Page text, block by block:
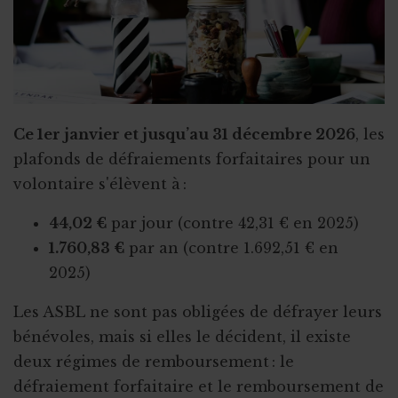
Ce 1er janvier et jusqu’au 31 décembre 2026, les
plafonds de défraiements forfaitaires pour un
volontaire s'élèvent à :
44,02 € par jour (contre 42,31 € en 2025)
1.760,83 € par an (contre 1.692,51 € en
2025)
Les ASBL ne sont pas obligées de défrayer leurs
bénévoles, mais si elles le décident, il existe
deux régimes de remboursement : le
défraiement forfaitaire et le remboursement de